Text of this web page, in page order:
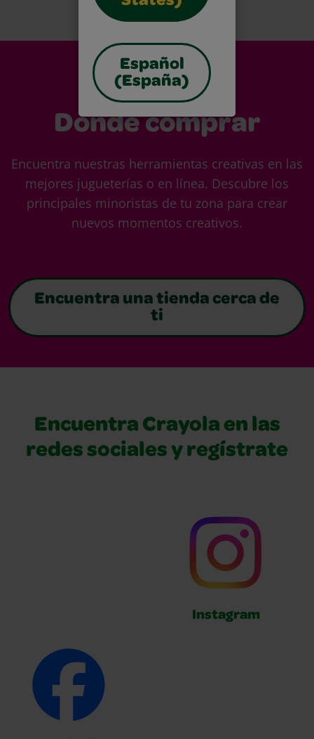
Español
(España)
Dónde comprar
Encuentra nuestras herramientas creativas en las
mejores jugueterías o en línea. Descubre los
principales minoristas de tu zona para crear
nuevos momentos creativos.
Encuentra una tienda cerca de
ti
Encuentra Crayola en las
redes sociales y regístrate
Instagram